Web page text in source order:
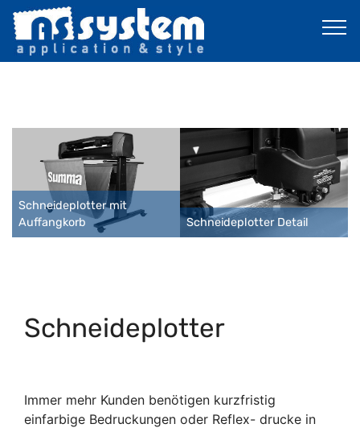
Mobirise Website Builder
Schneideplotter mit
Auffangkorb
Schneideplotter Detail
Schneideplotter
Immer mehr Kunden benötigen kurzfristig
einfarbige Bedruckungen oder Reflex- drucke in